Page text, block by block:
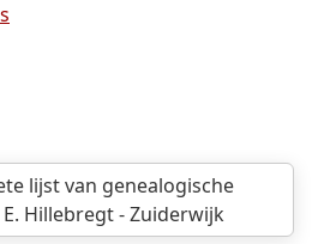
lijst van genealogische
Hillebregt - Zuiderwijk